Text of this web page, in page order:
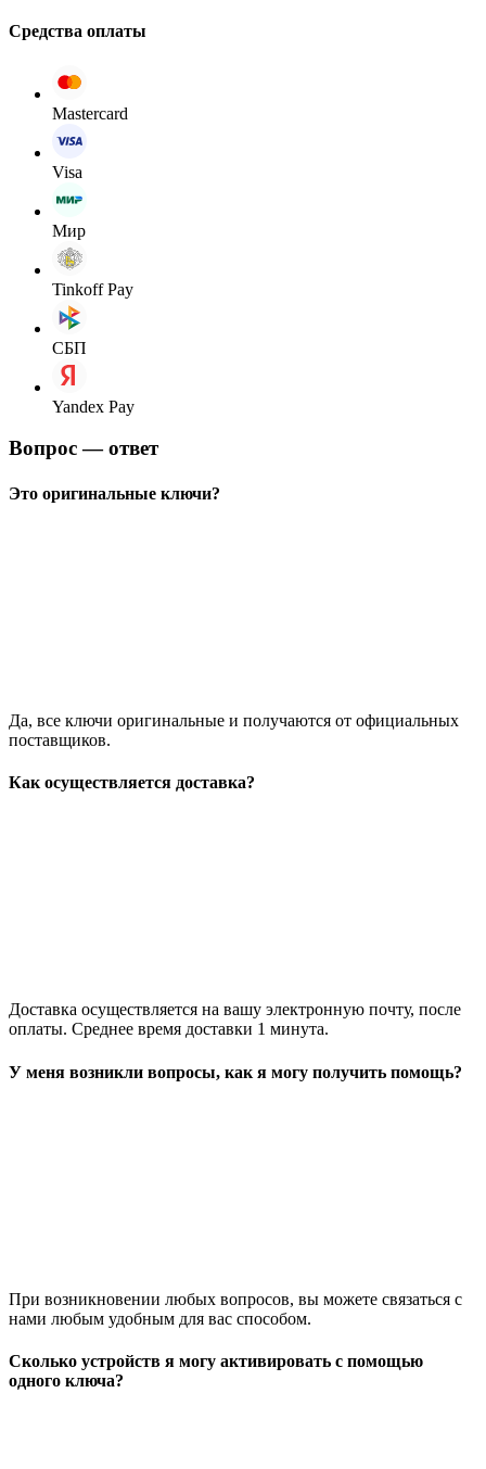
Средства оплаты
Mastercard
Visa
Мир
Tinkoff Pay
СБП
Yandex Pay
Вопрос — ответ
Это оригинальные ключи?
Да, все ключи оригинальные и получаются от официальных
поставщиков.
Как осуществляется доставка?
Доставка осуществляется на вашу электронную почту, после
оплаты. Среднее время доставки 1 минута.
У меня возникли вопросы, как я могу получить помощь?
При возникновении любых вопросов, вы можете связаться с
нами любым удобным для вас способом.
Сколько устройств я могу активировать с помощью
одного ключа?